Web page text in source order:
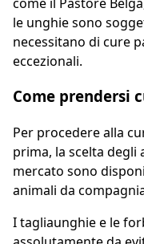
le unghie sono
necessitano di cure
eccezionali.
Come prendersi
Per procedere alla
prima, la scelta degli
mercato sono
animali da
I tagliaunghie e le